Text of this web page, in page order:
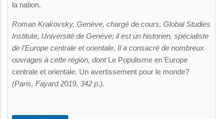
la nation.
Roman Krakovsky, Genève, chargé de cours, Global Studies
Institute, Université de Genève; il est un historien, spécialiste
de l’Europe centrale et orientale. Il a consacré de nombreux
ouvrages à cette région, dont Le Populisme en Europe
centrale et orientale. Un avertissement pour le monde?
(Paris, Fayard 2019, 342 p.).